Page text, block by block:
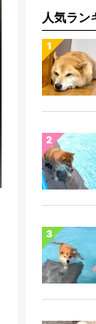
人気ラン